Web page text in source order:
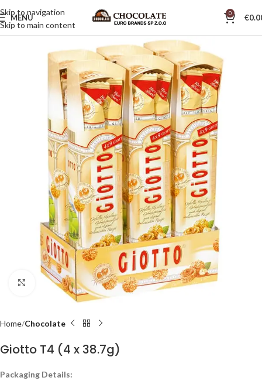
Skip to navigation
Skip to main content
MENU 0 €
Click to enlarge
Home Chocolate
Giotto T4 (4 x 38.7g)
Packaging Details: